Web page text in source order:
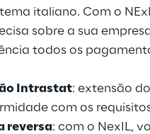
italiano. Com o
sobre a sua
todos os
Intrastat: extensão
com os
reversa: com o NexIL,